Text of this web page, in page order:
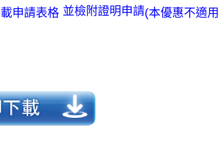
申請表格 並檢附證明申請(本優惠不適